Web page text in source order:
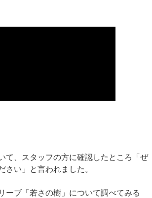
て、スタッフの方に確認したところ「ぜ
さい」と言われました。
ーブ「若さの樹」について調べてみる